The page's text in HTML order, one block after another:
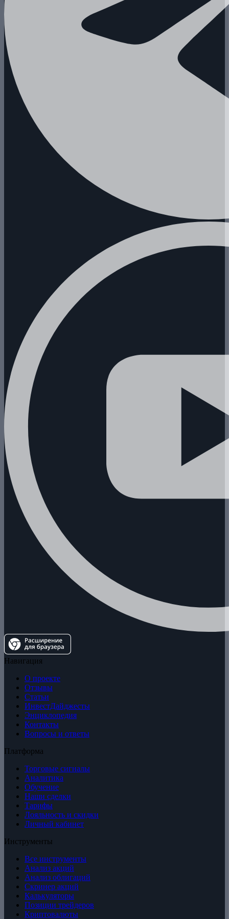
Навигация
О проекте
Отзывы
Статьи
ИнвестДайджесты
Энциклопедия
Контакты
Вопросы и ответы
Платформа
Торговые сигналы
Аналитика
Обучение
Наши сделки
Тарифы
Лояльность и скидки
Личный кабинет
Инструменты
Все инструменты
Анализ акций
Анализ облигаций
Скринер акций
Калькуляторы
Позиции трейдеров
Криптовалюты